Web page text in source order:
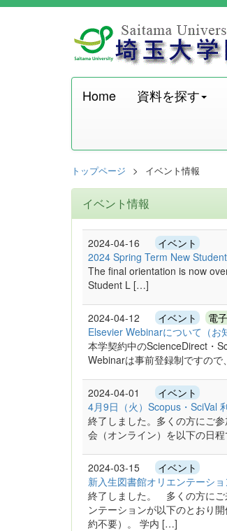
Home 資料を探す
トップページ イベント情報
イベント情報
2024-04-16 イベント
2024 Spring Term New
The final orientation is now
Student L […]
2024-04-12 イベント 電
Elsevier Webinarについて（お
本学契約中のScienceDirect・
Webinarは事前登録制ですの
2024-04-01 イベント
4月9日（火）Scopus・SciVal
終了しました。多くの方にご
会（オンライン）を以下の日
2024-03-15 イベント
新入生図書館オリエンテーショ
終了しました。 多くの方にご
ンテーションが以下のとおり
約不要）。 学内 […]